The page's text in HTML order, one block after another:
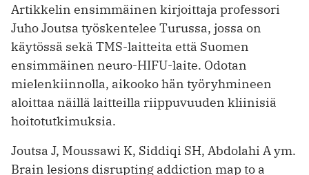
Artikkelin ensimmäinen kirjoittaja professori
Juho Joutsa työskentelee Turussa, jossa on
käytössä sekä TMS-laitteita että Suomen
ensimmäinen neuro-HIFU-laite. Odotan
mielenkiinnolla, aikooko hän työryhmineen
aloittaa näillä laitteilla riippuvuuden kliinisiä
hoitotutkimuksia.
Joutsa J, Moussawi K, Siddiqi SH, Abdolahi A ym.
Brain lesions disrupting addiction map to a